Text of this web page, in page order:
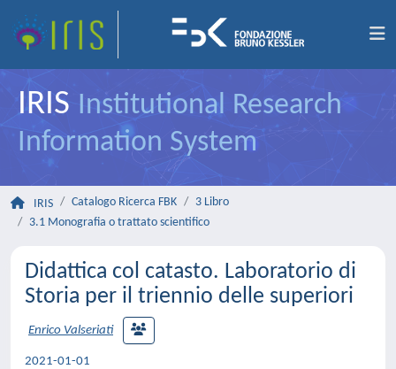
IRIS Institutional Research
Information System
IRIS Catalogo Ricerca FBK
3 Libro
3.1 Monografia o trattato scientifico
Didattica col catasto. Laboratorio di
Storia per il triennio delle superiori
Enrico Valseriati
2021-01-01